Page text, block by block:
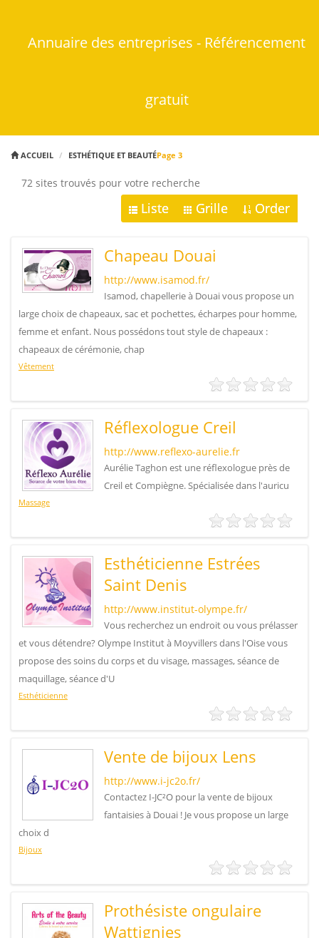
Annuaire des entreprises - Référencement
gratuit
ACCUEIL ESTHÉTIQUE ET BEAUTÉPage 3
72 sites trouvés pour votre recherche
Liste Grille Order
Chapeau Douai
http://www.isamod.fr/
Isamod, chapellerie à Douai vous propose un
large choix de chapeaux, sac et pochettes, écharpes pour homme,
femme et enfant. Nous possédons tout style de chapeaux :
chapeaux de cérémonie, chap
Vêtement
Réflexologue Creil
http://www.reflexo-aurelie.fr
Aurélie Taghon est une réflexologue près de
Creil et Compiègne. Spécialisée dans l'auricu
Massage
Esthéticienne Estrées
Saint Denis
http://www.institut-olympe.fr/
Vous recherchez un endroit ou vous prélasser
et vous détendre? Olympe Institut à Moyvillers dans l'Oise vous
propose des soins du corps et du visage, massages, séance de
maquillage, séance d'U
Esthéticienne
Vente de bijoux Lens
http://www.i-jc2o.fr/
Contactez I-JC²O pour la vente de bijoux
fantaisies à Douai ! Je vous propose un large
choix d
Bijoux
Prothésiste ongulaire
Wattignies